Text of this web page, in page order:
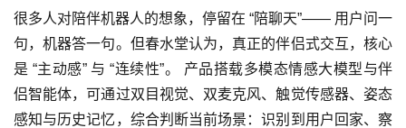
很多人对陪伴机器人的想象，停留在 “陪聊天”—— 用户问一
句，机器答一句。但春水堂认为，真正的伴侣式交互，核心
是 “主动感” 与 “连续性”。 产品搭载多模态情感大模型与伴
侣智能体，可通过双目视觉、双麦克风、触觉传感器、姿态
感知与历史记忆，综合判断当前场景：识别到用户回家、察